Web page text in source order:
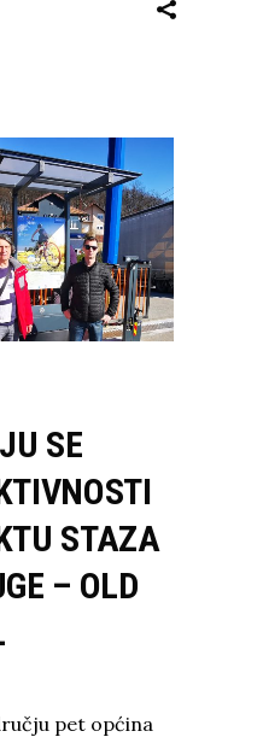
SE
STAZA
– OLD
pet općina